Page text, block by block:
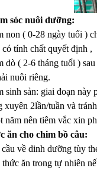
sóc nuôi dưỡng:
non ( 0-28 ngày tuổi )
tính chất quyết định ,
dò ( 2-6 tháng tuổi )
nuôi riêng.
sinh sản: giai đoạn này
xuyên 2lần/tuần và
nên tiêm vắc xin
ăn cho chim bồ câu:
về dinh dưỡng tùy
ăn trong tự nhiên